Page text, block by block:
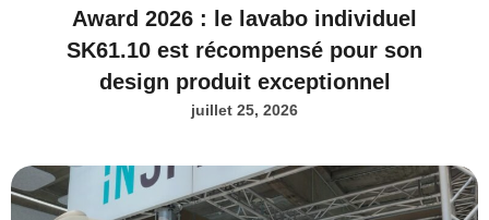
Award 2026 : le lavabo individuel
SK61.10 est récompensé pour son
design produit exceptionnel
juillet 25, 2026